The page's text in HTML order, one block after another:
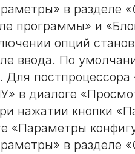
в разделе
программы» и
опций
ввода. По
Для
в диалоге
нажатии кнопки
«Параметры
в разделе